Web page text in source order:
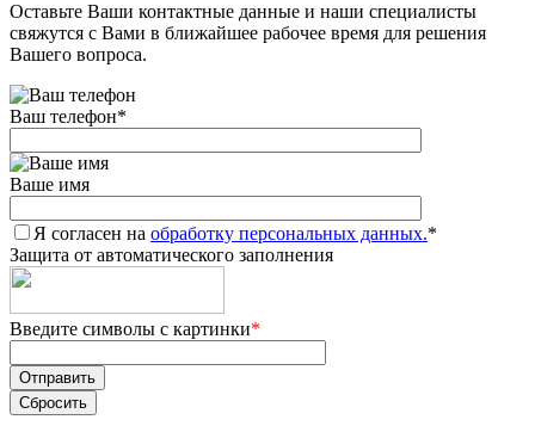
Оставьте Ваши контактные данные и наши специалисты
свяжутся с Вами в ближайшее рабочее время для решения
Вашего вопроса.
Ваш телефон*
Ваше имя
Я согласен на обработку персональных данных.*
Защита от автоматического заполнения
Введите символы с картинки*